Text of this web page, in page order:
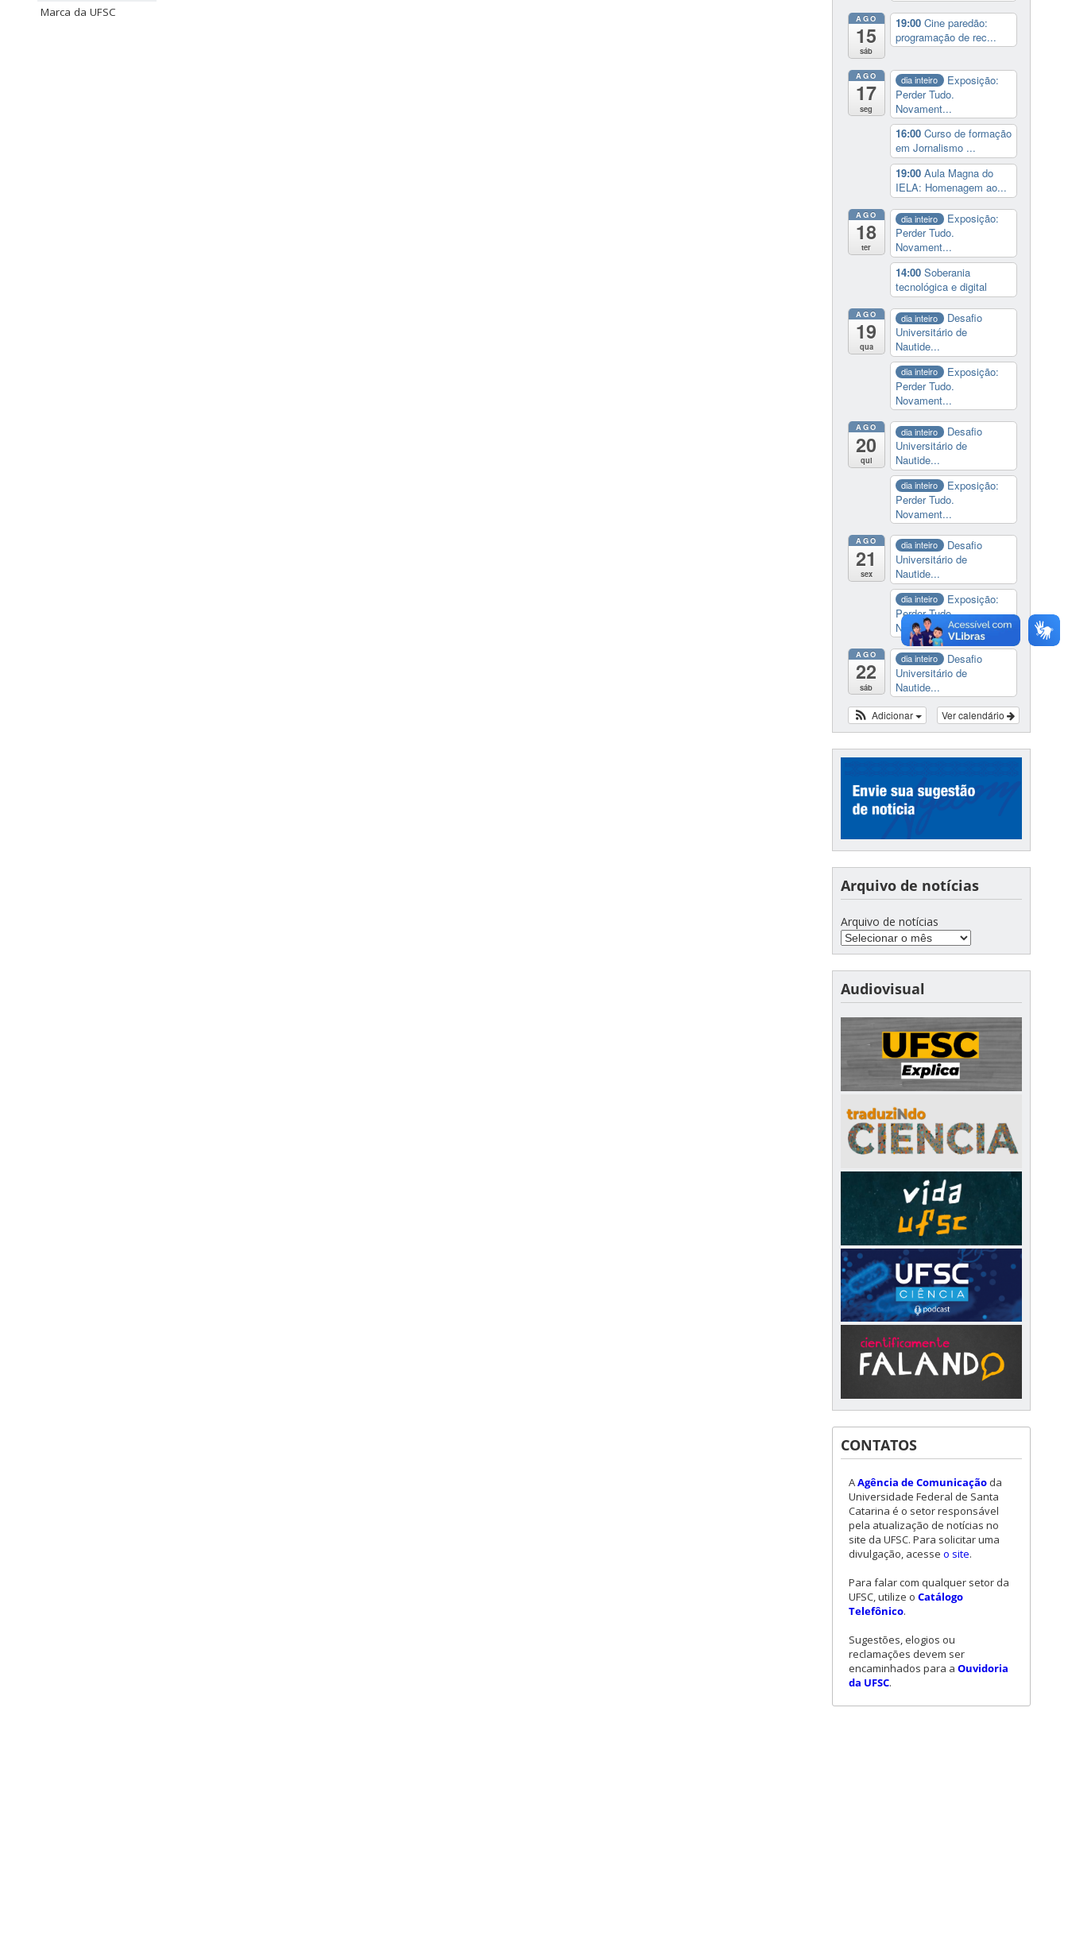
Marca da UFSC AGO
15
sáb
19:00 Cine paredão:
programação de rec...
AGO
17
seg
dia inteiro
Exposição:
Perder Tudo.
Novament...
16:00 Curso de formação
em Jornalismo ...
19:00 Aula Magna do
IELA: Homenagem ao...
AGO
18
ter
dia inteiro
Exposição:
Perder Tudo.
Novament...
14:00 Soberania
tecnológica e digital
AGO
19
qua
dia inteiro
Desafio
Universitário de
Nautide...
dia inteiro
Exposição:
Perder Tudo.
Novament...
AGO
20
qui
dia inteiro
Desafio
Universitário de
Nautide...
dia inteiro
Exposição:
Perder Tudo.
Novament...
AGO
21
sex
dia inteiro
Desafio
Universitário de
Nautide...
dia inteiro
Exposição:
Perder Tudo.
Novament...
AGO
22
sáb
dia inteiro
Desafio
Universitário de
Nautide...
Ver calendário
Adicionar
Arquivo de notícias
Arquivo de notícias
Audiovisual
CONTATOS
AAgência de Comunicação da
Universidade Federal de Santa
Catarina é o setor responsável
pela atualização de notícias no
site da UFSC. Para solicitar uma
divulgação, acesse o site.
Para falar com qualquer setor da
UFSC, utilize o Catálogo
Telefônico.
Sugestões, elogios ou
reclamações devem ser
encaminhados para a Ouvidoria
da UFSC.